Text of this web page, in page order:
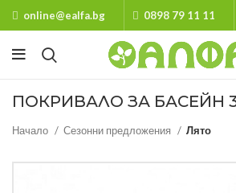
online@ealfa.bg 0898 79 11 11
ПОКРИВАЛО ЗА БАСЕЙН
Начало Сезонни предложения Лято